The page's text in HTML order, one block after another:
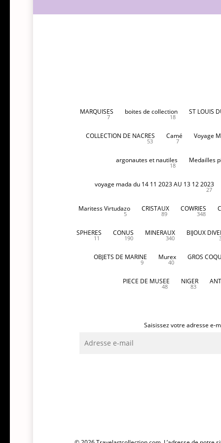
MARQUISES
7
boites de collection
18
ST LOUIS
COLLECTION DE NACRES
53
Camé
7
Voyage
argonautes et nautiles
18
Medailles
voyage mada du 14 11 2023 AU 13 12 2023
27
Maritess Virtudazo
5
CRISTAUX
89
COWRIES
348
SPHERES
11
CONUS
190
MINERAUX
340
BIJOUX
OBJETS DE MARINE
9
Murex
40
GROS
PIECE DE MUSEE
48
NIGER
83
Saisissez votre adresse e-